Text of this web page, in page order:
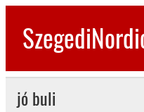
Skip
content
jó buli